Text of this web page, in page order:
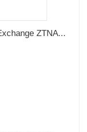
ZTNA...